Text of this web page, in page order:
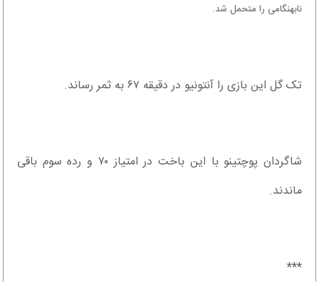
نابهنگامی را متحمل شد.
تک گل این بازی را آنتونیو در دقیقه ۶۷ به ثمر رساند.
شاگردان پوچتینو با این باخت در امتیاز ۷۰ و رده سوم باقی
ماندند.
***